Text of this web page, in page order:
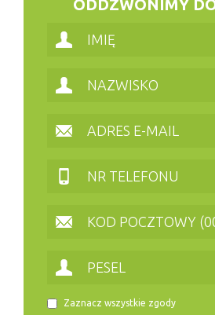
ODDZWONIMY
Zaznacz wszystkie zgody